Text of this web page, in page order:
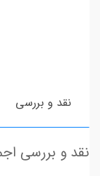
نقد و بررسی
نقد و بررسی